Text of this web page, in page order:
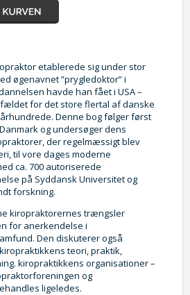
etablerede sig under stor
øgenavnet ”prygledoktor” i
havde han fået i USA –
for det store flertal af danske
Denne bog følger først
og undersøger dens
der regelmæssigt blev
til vore dages moderne
ca. 700 autoriserede
på Syddansk Universitet og
forskning.
kiropraktorernes trængsler
for anerkendelse i
Den diskuterer også
teori, praktik,
kiropraktikkens organisationer –
og
ligeledes.